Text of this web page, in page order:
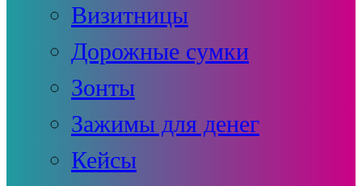
Визитницы
Дорожные сумки
Зонты
Зажимы для денег
Кейсы